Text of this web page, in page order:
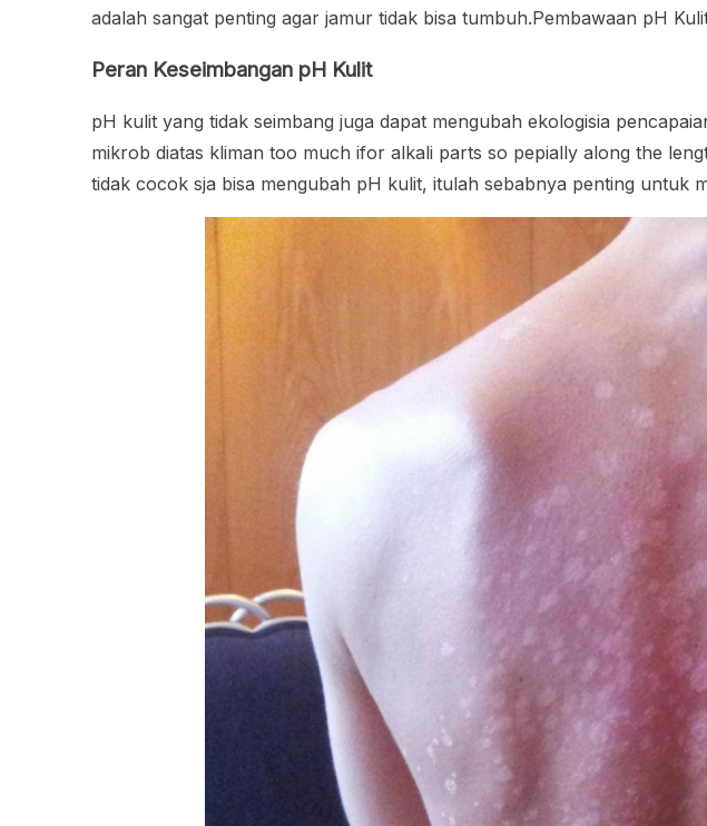
adalah sangat penting agar jamur tidak bisa tumbuh.Pembawaan pH
Peran Keseimbangan pH Kulit
pH kulit yang tidak seimbang juga dapat mengubah ekologisia
mikrob diatas kliman too much ifor alkali parts so pepially along the
tidak cocok sja bisa mengubah pH kulit, itulah sebabnya penting untuk